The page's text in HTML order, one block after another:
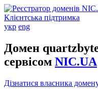
Клієнтська підтримка
укр eng
Домен
сервісом NIC.UA
Дізнатися власника